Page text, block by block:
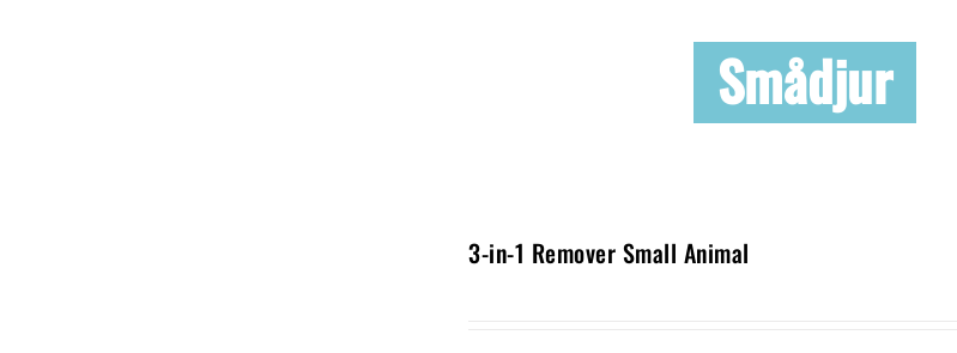
Smådjur
3-in-1 Remover Small Animal